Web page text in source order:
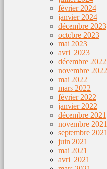
février 2024
janvier 2024
décembre 2023
octobre 2023
mai 2023
avril 2023
décembre 2022
novembre 2022
mai 2022
mars 2022
février 2022
janvier 2022
décembre 2021
novembre 2021
septembre 2021
juin 2021
mai 2021
avril 2021